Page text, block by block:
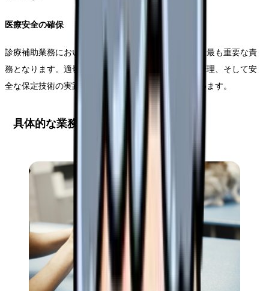
医療安全の確保
診療補助業務において、感染予防や医療事故の防止は最も重要な責
務となります。適切な消毒や滅菌処理、医療機器の管理、そして安
全な保定技術の実践を通じて、医療安全の確保に努めます。
具体的な業務範囲